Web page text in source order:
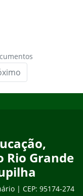
Rio Grande
| CEP: 95174-274